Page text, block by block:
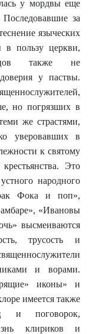
у мордвы еще
за
языческих
пользу церкви,
также не
у паствы.
но погрязших в
же страстями,
уверовавших в
к святому
Это
народного
Фока и поп»,
«Ивановы
высмеиваются
трусость и
щеннослужители
и ворами.
иконы» и
лоре имеется также
и поговорок,
клириков и